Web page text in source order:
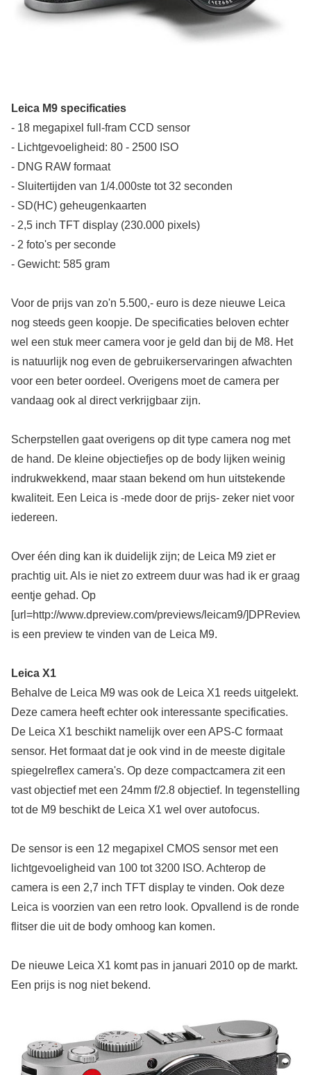
Leica M9 specificaties
- 18 megapixel full-fram CCD sensor
- Lichtgevoeligheid: 80 - 2500 ISO
- DNG RAW formaat
- Sluitertijden van 1/4.000ste tot 32 seconden
- SD(HC) geheugenkaarten
- 2,5 inch TFT display (230.000 pixels)
- 2 foto's per seconde
- Gewicht: 585 gram
Voor de prijs van zo'n 5.500,- euro is deze nieuwe Leica
nog steeds geen koopje. De specificaties beloven echter
wel een stuk meer camera voor je geld dan bij de M8. Het
is natuurlijk nog even de gebruikerservaringen afwachten
voor een beter oordeel. Overigens moet de camera per
vandaag ook al direct verkrijgbaar zijn.
Scherpstellen gaat overigens op dit type camera nog met
de hand. De kleine objectiefjes op de body lijken weinig
indrukwekkend, maar staan bekend om hun uitstekende
kwaliteit. Een Leica is -mede door de prijs- zeker niet voor
iedereen.
Over één ding kan ik duidelijk zijn; de Leica M9 ziet er
prachtig uit. Als ie niet zo extreem duur was had ik er graag
eentje gehad. Op
[url=http://www.dpreview.com/previews/leicam9/]DPReview[/
is een preview te vinden van de Leica M9.
Leica X1
Behalve de Leica M9 was ook de Leica X1 reeds uitgelekt.
Deze camera heeft echter ook interessante specificaties.
De Leica X1 beschikt namelijk over een APS-C formaat
sensor. Het formaat dat je ook vind in de meeste digitale
spiegelreflex camera's. Op deze compactcamera zit een
vast objectief met een 24mm f/2.8 objectief. In tegenstelling
tot de M9 beschikt de Leica X1 wel over autofocus.
De sensor is een 12 megapixel CMOS sensor met een
lichtgevoeligheid van 100 tot 3200 ISO. Achterop de
camera is een 2,7 inch TFT display te vinden. Ook deze
Leica is voorzien van een retro look. Opvallend is de ronde
flitser die uit de body omhoog kan komen.
De nieuwe Leica X1 komt pas in januari 2010 op de markt.
Een prijs is nog niet bekend.